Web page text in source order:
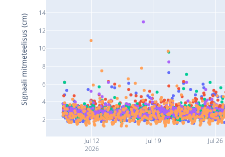
Jul 12
2026
Jul 19 Jul 26
2
4
6
8
10
12
14
Signaali mitmeteelisus (cm)